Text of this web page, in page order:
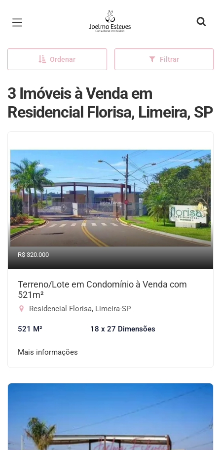
Página inicial
Ordenar Filtrar
3 Imóveis à Venda em
Residencial Florisa, Limeira, SP
R$ 320.000
Terreno/Lote em Condomínio à Venda com
521m²
Residencial Florisa, Limeira-SP
521 M² 18 x 27 Dimensões
Mais informações